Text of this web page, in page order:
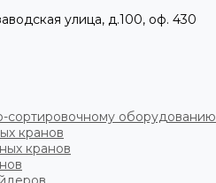
улица, д.100, оф. 430
сортировочному оборудованию
кранов
кранов